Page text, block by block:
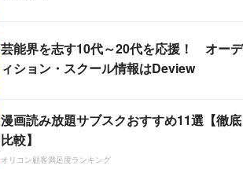
芸能界を志す10代～20代を応援！ オーデ
ィション・スクール情報はDeview
漫画読み放題サブスクおすすめ11選【徹底
比較】
オリコン顧客満足度ランキング